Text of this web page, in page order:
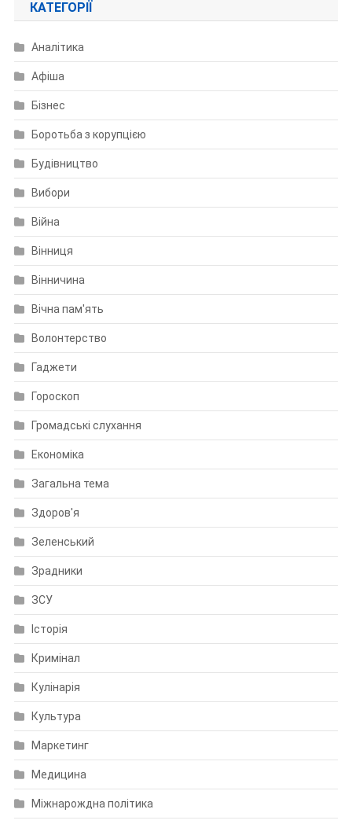
КАТЕГОРІЇ
Аналітика
Афіша
Бізнес
Боротьба з корупцією
Будівництво
Вибори
Війна
Вінниця
Вінничина
Вічна пам'ять
Волонтерство
Гаджети
Гороскоп
Громадські слухання
Економіка
Загальна тема
Здоров'я
Зеленський
Зрадники
ЗСУ
Історія
Кримінал
Кулінарія
Культура
Маркетинг
Медицина
Міжнарождна політика